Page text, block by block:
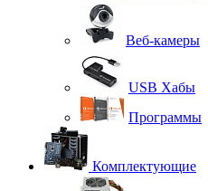
Веб-камеры
USB Хабы
Программы
Комплектующие